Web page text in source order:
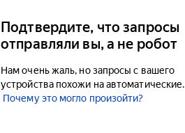
Подтвердите, что запросы
отправляли вы, а не робот
Нам очень жаль, но запросы с вашего
устройства похожи на автоматические.
Почему это могло произойти?